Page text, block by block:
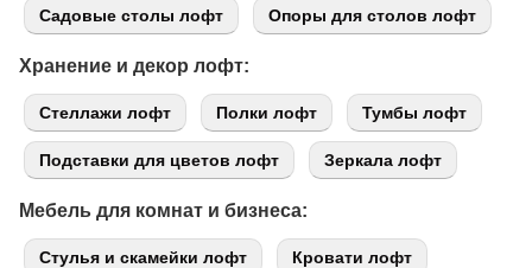
Садовые столы лофт Опоры для столов лофт
Хранение и декор лофт:
Стеллажи лофт Полки лофт Тумбы лофт
Подставки для цветов лофт Зеркала лофт
Мебель для комнат и бизнеса:
Стулья и скамейки лофт Кровати лофт